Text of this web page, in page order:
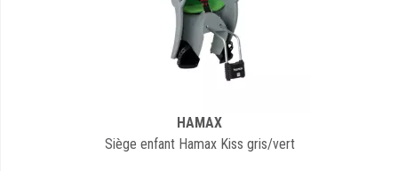
HAMAX
Siège enfant Hamax Kiss gris/vert